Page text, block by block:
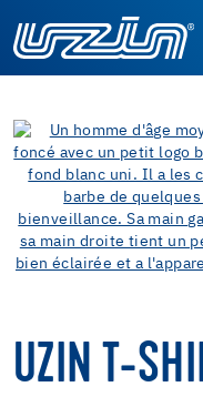
UZIN T-